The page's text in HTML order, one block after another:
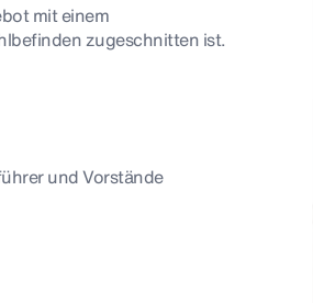
mit einem
zugeschnitten ist.
und Vorstände